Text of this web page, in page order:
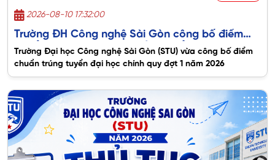
2026-08-10 17:32:00
Trường ĐH Công nghệ Sài Gòn công bố điểm
chuẩn năm 2026, cao nhất 24 điểm
Trường Đại học Công nghệ Sài Gòn (STU) vừa công bố điểm
chuẩn trúng tuyển đại học chính quy đợt 1 năm 2026